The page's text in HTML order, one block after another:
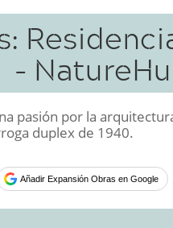
-
pasión por la
duplex de 1940.
Añadir Expansión Obras en Google